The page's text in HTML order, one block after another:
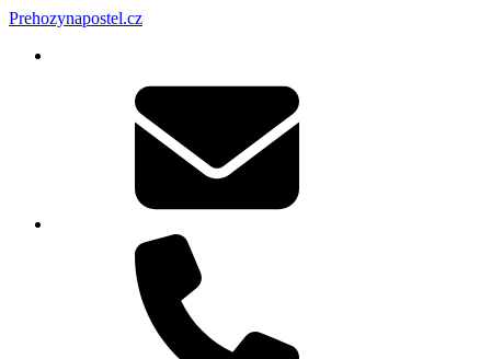
Prehozynapostel.cz